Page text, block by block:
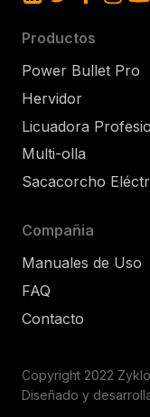
Productos
Power Bullet Pro
Hervidor
Licuadora
Multi-olla
Sacacorcho
Compañia
Manuales de Uso
FAQ
Contacto
Copyright 2022
Diseñado y